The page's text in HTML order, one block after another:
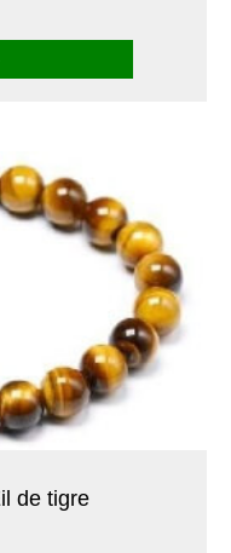
de tigre